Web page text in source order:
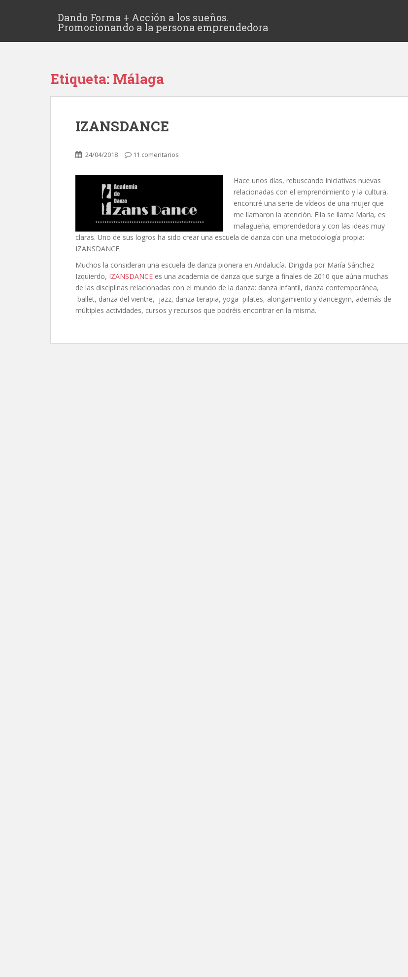
Dando Forma + Acción a los sueños.
Promocionando a la persona emprendedora
Etiqueta: Málaga
IZANSDANCE
24/04/2018 11 comentarios
Hace unos días, rebuscando iniciativas nuevas
relacionadas con el emprendimiento y la cultura,
encontré una serie de vídeos de una mujer que
me llamaron la atención. Ella se llama María, es
malagueña, emprendedora y con las ideas muy
claras. Uno de sus logros ha sido crear una escuela de danza con una metodología propia:
IZANSDANCE.
Muchos la consideran una escuela de danza pionera en Andalucía. Dirigida por María Sánchez
Izquierdo, IZANSDANCE es una academia de danza que surge a finales de 2010 que aúna muchas
de las disciplinas relacionadas con el mundo de la danza: danza infantil, danza contemporánea,
ballet, danza del vientre, jazz, danza terapia, yoga pilates, alongamiento y dancegym, además de
múltiples actividades, cursos y recursos que podréis encontrar en la misma.